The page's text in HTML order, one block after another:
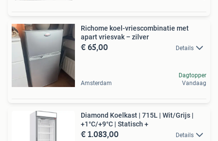
Richome koel-vriescombinatie met
apart vriesvak – zilver
€ 65,00 Details
Amsterdam
Dagtopper
Vandaag
Diamond Koelkast | 715L | Wit/Grijs |
+1°C/+9°C | Statisch +
€ 1.083,00 Details